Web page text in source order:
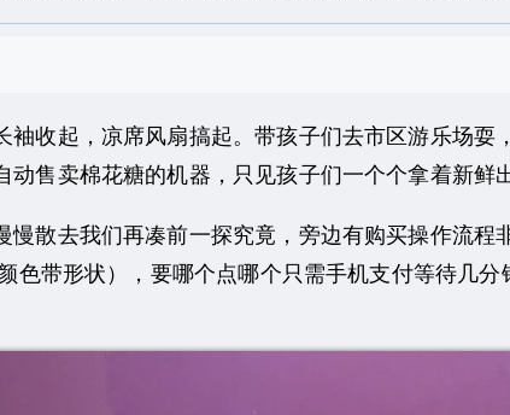
起，凉席风扇搞起。带孩子们去市区游乐场耍
售卖棉花糖的机器，只见孩子们一个个拿着新鲜
去我们再凑前一探究竟，旁边有购买操作流程
色带形状），要哪个点哪个只需手机支付等待几